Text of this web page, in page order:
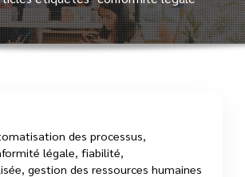
des processus
légale fiabilité
gestion des ressources humaines